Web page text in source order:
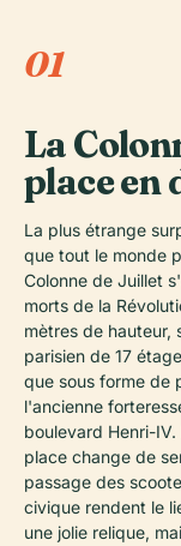
01
La
place en
La plus étrange
que tout le monde
Colonne de Juillet
morts de la
mètres de hauteur,
parisien de 17
que sous forme de
l'ancienne
boulevard Henri-
place change de
passage des
civique rendent le
une jolie relique,